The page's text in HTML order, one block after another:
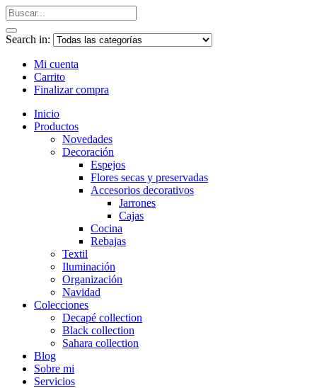
Search in:
Mi cuenta
Carrito
Finalizar compra
Inicio
Productos
Novedades
Decoración
Espejos
Flores secas y preservadas
Accesorios decorativos
Jarrones
Cajas
Cocina
Rebajas
Textil
Iluminación
Organización
Navidad
Colecciones
Decapé collection
Black collection
Sahara collection
Blog
Sobre mi
Servicios